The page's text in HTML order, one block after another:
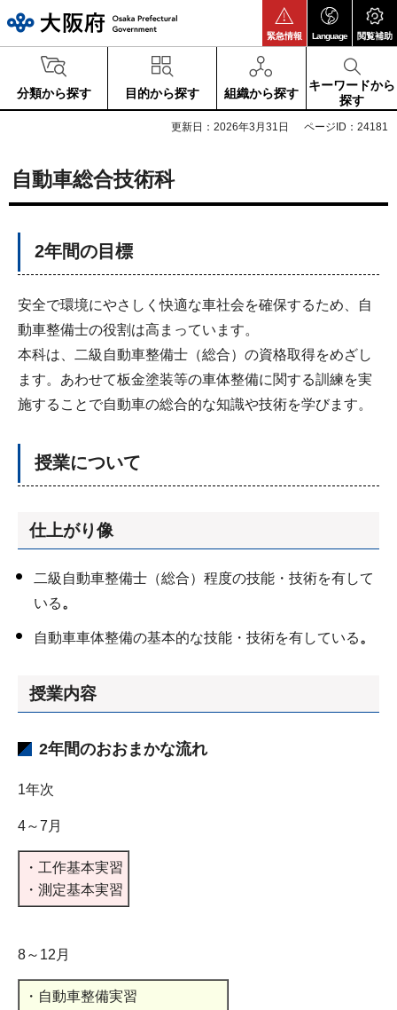
緊急情報 Language 閲覧補助
分類から探す 目的から探す 組織から探す
キーワードから
探す
更新日：2026年3月31日 ページID：24181
自動車総合技術科
2年間の目標
安全で環境にやさしく快適な車社会を確保するため、自
動車整備士の役割は高まっています。
本科は、二級自動車整備士（総合）の資格取得をめざし
ます。あわせて板金塗装等の車体整備に関する訓練を実
施することで自動車の総合的な知識や技術を学びます。
授業について
仕上がり像
二級自動車整備士（総合）程度の技能・技術を有して
いる。
自動車車体整備の基本的な技能・技術を有している。
授業内容
2年間のおおまかな流れ
1年次
4～7月
・工作基本実習
・測定基本実習
8～12月
・自動車整備実習